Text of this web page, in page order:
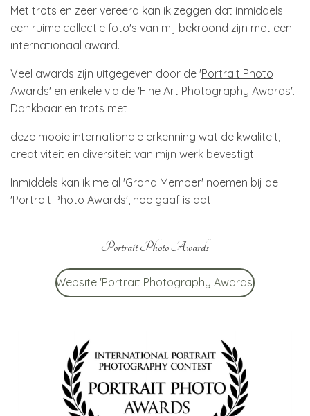
Met trots en zeer vereerd kan ik zeggen dat inmiddels
een ruime collectie foto's van mij bekroond zijn met een
internationaal award.
Veel awards zijn uitgegeven door de 'Portrait Photo
Awards' en enkele via de 'Fine Art Photography Awards'.
Dankbaar en trots met
deze mooie internationale erkenning wat de kwaliteit,
creativiteit en diversiteit van mijn werk bevestigt.
Inmiddels kan ik me al 'Grand Member' noemen bij de
'Portrait Photo Awards', hoe gaaf is dat!
Portrait Photo Awards
Website 'Portrait Photography Awards'